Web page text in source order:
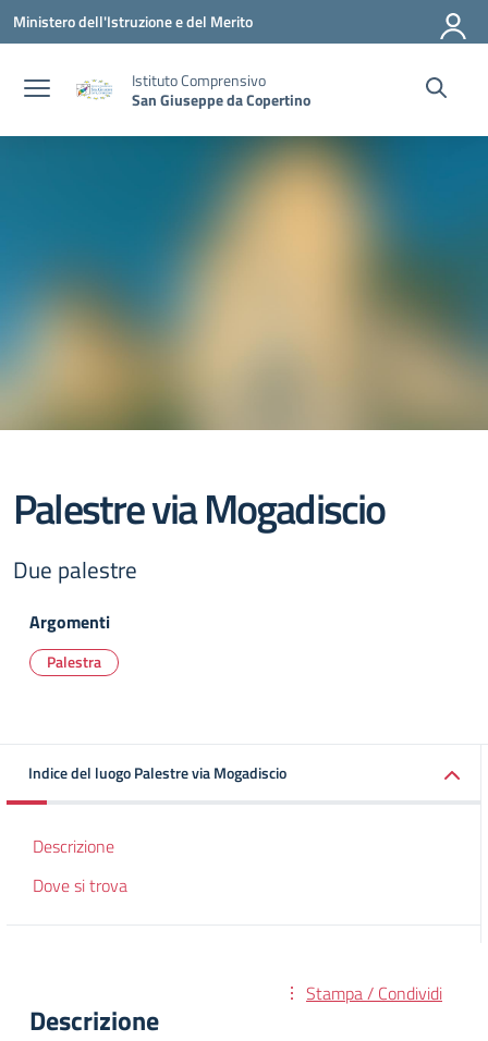
Vai ai contenuti
Vai al menu di navigazione
Vai al footer
Ministero dell'Istruzione e del Merito
Istituto Comprensivo
San Giuseppe da Copertino
Palestre via Mogadiscio
Due palestre
Argomenti
Palestra
Indice del luogo Palestre via Mogadiscio
Descrizione
Dove si trova
Stampa / Condividi
Descrizione